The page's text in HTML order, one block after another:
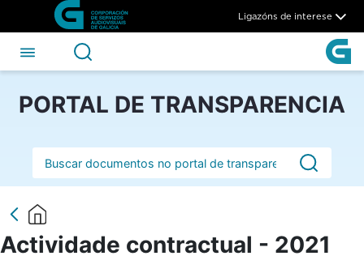
Skip to Main Content
Actividade contractual -
Ligazóns de interese
PORTAL DE TRANSPARENCIA
Barra de busca
Actividade contractual - 2021